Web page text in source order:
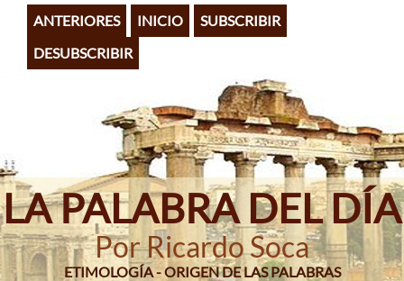
Pasar
contenido
principal
ANTERIORES INICIO
SUBSCRIBIR
DESUBSCRIBIR
LA PALABRA DEL DÍA
Por Ricardo Soca
ETIMOLOGÍA - ORIGEN DE LAS PALABRAS